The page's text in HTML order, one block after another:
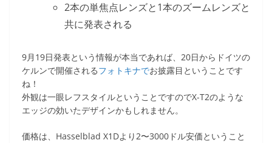
2本の単焦点レンズと1本のズームレンズと
共に発表される
9月19日発表という情報が本当であれば、20日からドイツの
ケルンで開催されるフォトキナでお披露目ということです
ね！
外観は一眼レフスタイルということですのでX-T2のような
エッジの効いたデザインかもしれません。
価格は、Hasselblad X1Dより2〜3000ドル安価ということ